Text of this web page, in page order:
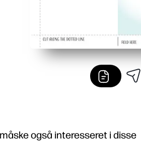
også interesseret i disse